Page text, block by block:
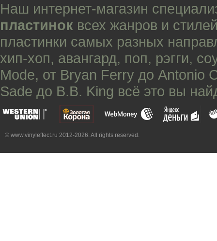
Наш интернет-магазин
пластинок всех жанров и
пластинки самых разных
хип-хоп, авангард, поп, рэгги,
Mode, от Bryan Ferry до Antonio
Sade до B.B. King всё это вы
© www.vinyleffect.ru 2012-2026. All rights reserved.